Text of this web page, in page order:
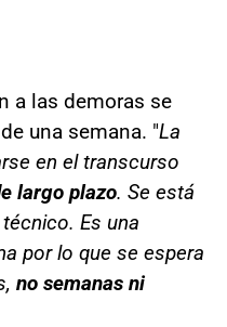
a las demoras se
una semana. "La
en el transcurso
largo plazo. Se está
Es una
por lo que se espera
no semanas ni